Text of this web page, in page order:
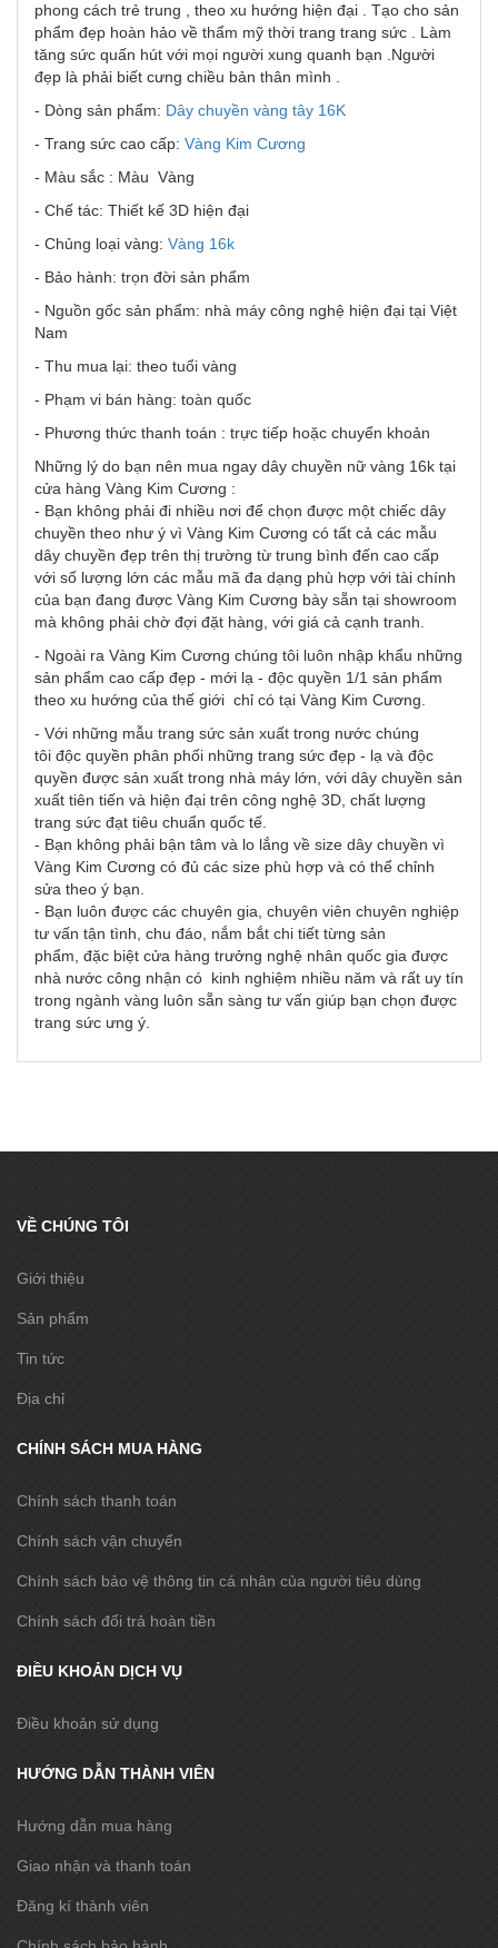
phong cách trẻ trung , theo xu hướng hiện đại . Tạo cho sản
phẩm đẹp hoàn hảo về thẩm mỹ thời trang trang sức . Làm
tăng sức quấn hút với mọi người xung quanh bạn .Người
đẹp là phải biết cưng chiều bản thân mình .
- Dòng sản phẩm: Dây chuyền vàng tây 16K
- Trang sức cao cấp: Vàng Kim Cương
- Màu sắc : Màu Vàng
- Chế tác: Thiết kế 3D hiện đại
- Chủng loại vàng: Vàng 16k
- Bảo hành: trọn đời sản phẩm
- Nguồn gốc sản phẩm: nhà máy công nghệ hiện đại tại Việt
Nam
- Thu mua lại: theo tuổi vàng
- Phạm vi bán hàng: toàn quốc
- Phương thức thanh toán : trực tiếp hoặc chuyển khoản
Những lý do bạn nên mua ngay dây chuyền nữ vàng 16k tại
cửa hàng Vàng Kim Cương :
- Bạn không phải đi nhiều nơi để chọn được một chiếc dây
chuyền theo như ý vì Vàng Kim Cương có tất cả các mẫu
dây chuyền đẹp trên thị trường từ trung bình đến cao cấp
với số lượng lớn các mẫu mã đa dạng phù hợp với tài chính
của bạn đang được Vàng Kim Cương bày sẵn tại showroom
mà không phải chờ đợi đặt hàng, với giá cả cạnh tranh.
- Ngoài ra Vàng Kim Cương chúng tôi luôn nhập khẩu những
sản phẩm cao cấp đẹp - mới lạ - độc quyền 1/1 sản phẩm
theo xu hướng của thế giới chỉ có tại Vàng Kim Cương.
- Với những mẫu trang sức sản xuất trong nước chúng
tôi độc quyền phân phối những trang sức đẹp - lạ và độc
quyền được sản xuất trong nhà máy lớn, với dây chuyền sản
xuất tiên tiến và hiện đại trên công nghệ 3D, chất lượng
trang sức đạt tiêu chuẩn quốc tế.
- Bạn không phải bận tâm và lo lắng về size dây chuyền vì
Vàng Kim Cương có đủ các size phù hợp và có thể chỉnh
sửa theo ý bạn.
- Bạn luôn được các chuyên gia, chuyên viên chuyên nghiệp
tư vấn tận tình, chu đáo, nắm bắt chi tiết từng sản
phẩm, đặc biệt cửa hàng trưởng nghệ nhân quốc gia được
nhà nước công nhận có kinh nghiệm nhiều năm và rất uy tín
trong ngành vàng luôn sẵn sàng tư vấn giúp bạn chọn được
trang sức ưng ý.
VỀ CHÚNG TÔI
Giới thiệu
Sản phẩm
Tin tức
Địa chỉ
CHÍNH SÁCH MUA HÀNG
Chính sách thanh toán
Chính sách vận chuyển
Chính sách bảo vệ thông tin cá nhân của người tiêu dùng
Chính sách đổi trả hoàn tiền
ĐIỀU KHOẢN DỊCH VỤ
Điều khoản sử dụng
HƯỚNG DẪN THÀNH VIÊN
Hướng dẫn mua hàng
Giao nhận và thanh toán
Đăng kí thành viên